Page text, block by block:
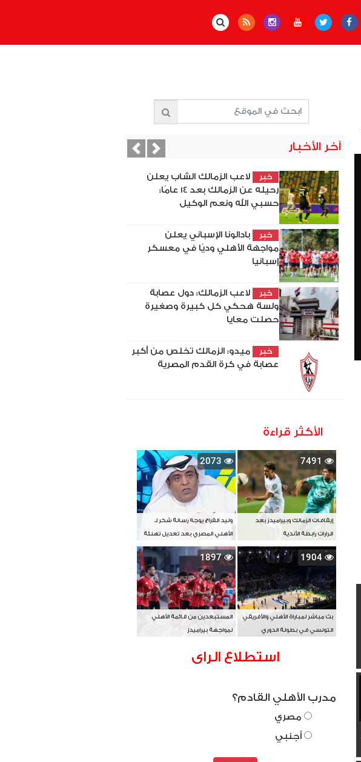
آخر الأخبار
خبر
لاعب الزمالك الشاب يعلن
رحيله عن الزمالك بعد 14 عامًا:
حسبي الله ونعم الوكيل
خبر
بادالونا الإسباني يعلن
مواجهة الأهلي وديًا في معسكر
إسبانيا
خبر
لاعب الزمالك: دول عصابة
ولسة هحكي كل كبيرة وصغيرة
حصلت معايا
خبر
ميدو: الزمالك تخلص من أكبر
عصابة في كرة القدم المصرية
PreviousNext
الأكثر قراءة
7491
إيقافات الزمالك وبيراميدز بعد
قرارات رابطة الأندية
2073
وليد الفراج يوجه رسالة شكر لـ
الأهلي المصري بعد تعديل تهنئة
بطل آسيا
1904
بث مباشر لمباراة الأهلي والأفريقي
التونسي في بطولة الدوري
1897
المستبعدين من قائمة الأهلي
لمواجهة بيراميدز
استطلاع الراى
مدرب الأهلي القادم؟
مصري
أجنبي